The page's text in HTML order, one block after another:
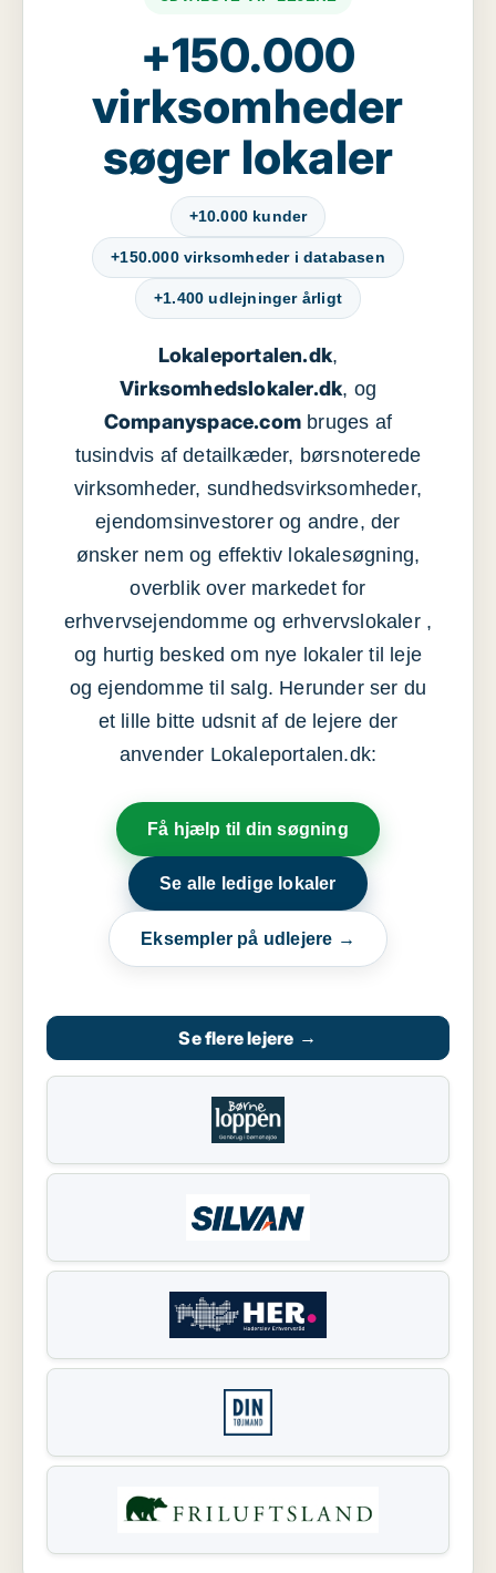
+150.000
virksomheder
søger lokaler
+10.000 kunder
+150.000 virksomheder i databasen
+1.400 udlejninger årligt
Lokaleportalen.dk,
Virksomhedslokaler.dk, og
Companyspace.com bruges af
tusindvis af detailkæder, børsnoterede
virksomheder, sundhedsvirksomheder,
ejendomsinvestorer og andre, der
ønsker nem og effektiv lokalesøgning,
overblik over markedet for
erhvervsejendomme og erhvervslokaler ,
og hurtig besked om nye lokaler til leje
og ejendomme til salg. Herunder ser du
et lille bitte udsnit af de lejere der
anvender Lokaleportalen.dk:
Få hjælp til din søgning
Se alle ledige lokaler
Eksempler på udlejere →
Se flere lejere →